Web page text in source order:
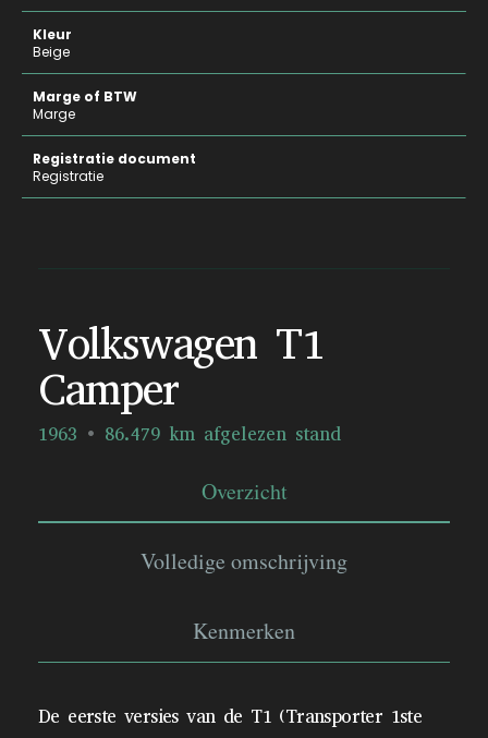
Kleur
Beige
Marge of BTW
Marge
Registratie document
Registratie
Volkswagen T1
Camper
1963 86.479 km afgelezen stand
Overzicht
Volledige omschrijving
Kenmerken
De eerste versies van de T1 (Transporter 1ste